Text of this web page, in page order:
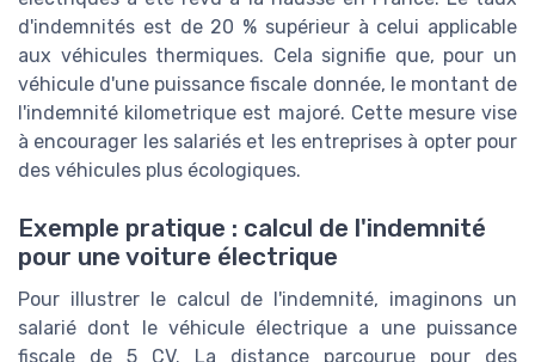
d'indemnités est de 20 % supérieur à celui applicable
aux véhicules thermiques. Cela signifie que, pour un
véhicule d'une puissance fiscale donnée, le montant de
l'indemnité kilometrique est majoré. Cette mesure vise
à encourager les salariés et les entreprises à opter pour
des véhicules plus écologiques.
Exemple pratique : calcul de l'indemnité
pour une voiture électrique
Pour illustrer le calcul de l'indemnité, imaginons un
salarié dont le véhicule électrique a une puissance
fiscale de 5 CV. La distance parcourue pour des